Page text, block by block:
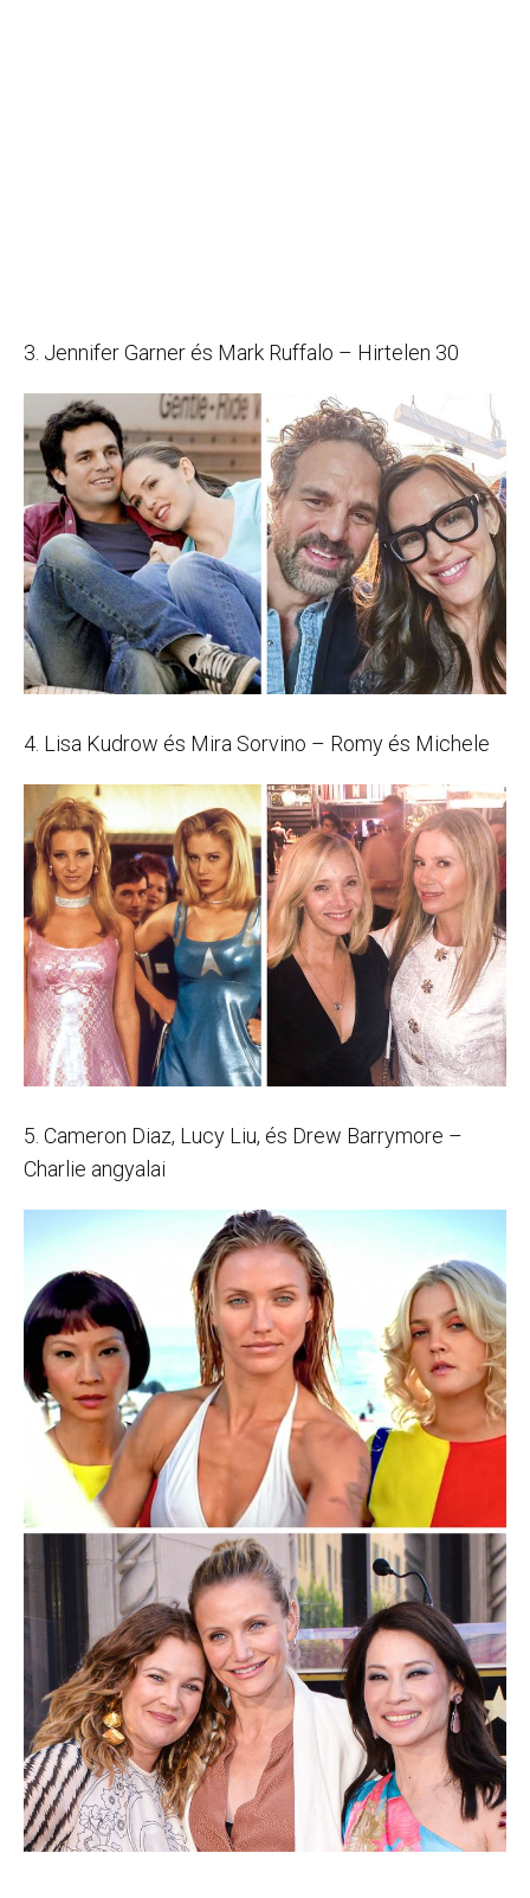
3. Jennifer Garner és Mark Ruffalo – Hirtelen 30
4. Lisa Kudrow és Mira Sorvino – Romy és Michele
5. Cameron Diaz, Lucy Liu, és Drew Barrymore –
Charlie angyalai